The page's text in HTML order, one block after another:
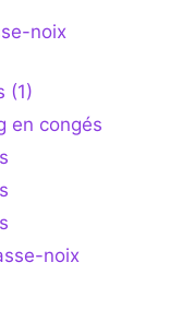
noix
(1)
en congés
noix